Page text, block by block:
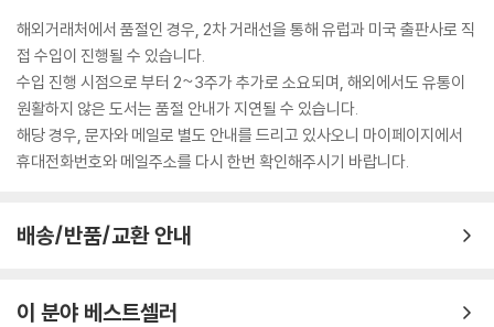
해외거래처에서 품절인 경우, 2차 거래선을 통해 유럽과 미국 출판사로 직
접 수입이 진행될 수 있습니다.
수입 진행 시점으로 부터 2~3주가 추가로 소요되며, 해외에서도 유통이
원활하지 않은 도서는 품절 안내가 지연될 수 있습니다.
해당 경우, 문자와 메일로 별도 안내를 드리고 있사오니 마이페이지에서
휴대전화번호와 메일주소를 다시 한번 확인해주시기 바랍니다.
배송/반품/교환 안내
이 분야 베스트셀러